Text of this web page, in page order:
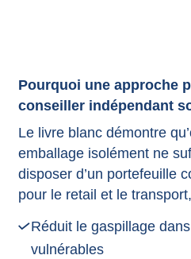
Pourquoi une approche
conseiller indépendant
Le livre blanc démontre
emballage isolément ne
disposer d’un portefeuille
pour le retail et le
Réduit le gaspillage
vulnérables